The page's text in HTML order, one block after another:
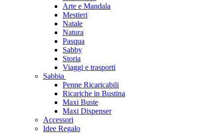
Arte e Mandala
Mestieri
Natale
Natura
Pasqua
Sabby
Storia
Viaggi e trasporti
Sabbia
Penne Ricaricabili
Ricariche in Bustina
Maxi Buste
Maxi Dispenser
Accessori
Idee Regalo